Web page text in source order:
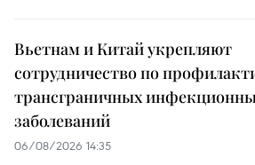
Вьетнам и Китай укрепляют
сотрудничество по
трансграничных
заболеваний
06/08/2026 14:35